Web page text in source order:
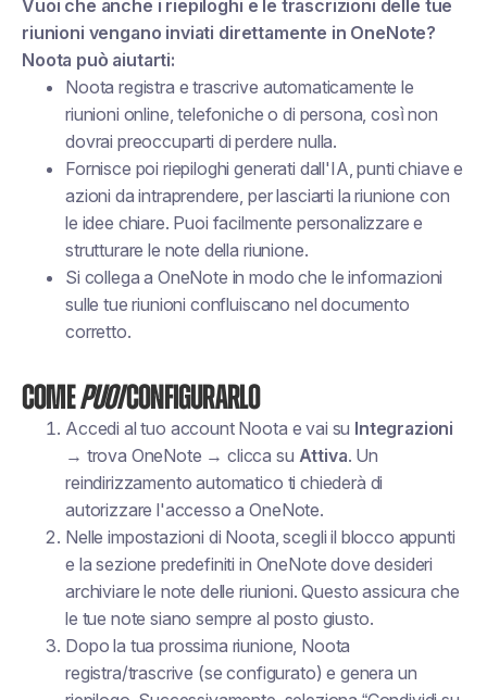
Vuoi che anche i riepiloghi e le trascrizioni delle tue
riunioni vengano inviati direttamente in OneNote?
Noota può aiutarti:
Noota registra e trascrive automaticamente le
riunioni online, telefoniche o di persona, così non
dovrai preoccuparti di perdere nulla.
Fornisce poi riepiloghi generati dall'IA, punti chiave e
azioni da intraprendere, per lasciarti la riunione con
le idee chiare. Puoi facilmente personalizzare e
strutturare le note della riunione.
Si collega a OneNote in modo che le informazioni
sulle tue riunioni confluiscano nel documento
corretto.
Comepuoiconfigurarlo
Accedi al tuo account Noota e vai su Integrazioni
→ trova OneNote → clicca su Attiva. Un
reindirizzamento automatico ti chiederà di
autorizzare l'accesso a OneNote.
Nelle impostazioni di Noota, scegli il blocco appunti
e la sezione predefiniti in OneNote dove desideri
archiviare le note delle riunioni. Questo assicura che
le tue note siano sempre al posto giusto.
Dopo la tua prossima riunione, Noota
registra/trascrive (se configurato) e genera un